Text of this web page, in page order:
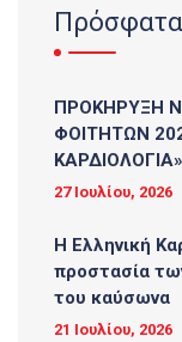
ΠΡΟΚΗΡΥΞΗ
ΦΟΙΤΗΤΩΝ
ΚΑΡΔΙΟΛΟΓΙΑ»
27 Ιουλίου, 2026
Η Ελληνική
προστασία
του καύσωνα
21 Ιουλίου, 2026